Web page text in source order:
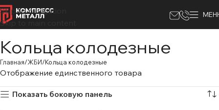
Skip to navigation
Skip to main content
Кольца колодезные
Главная ЖБИ Кольца колодезные
Отображение единственного товара
Показать боковую панель